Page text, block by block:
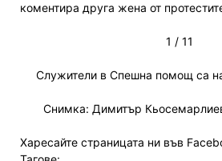
коментира друга жена от
1 / 11
Служители в Спешна помощ са
Снимка: Димитър
Харесайте страницата ни във